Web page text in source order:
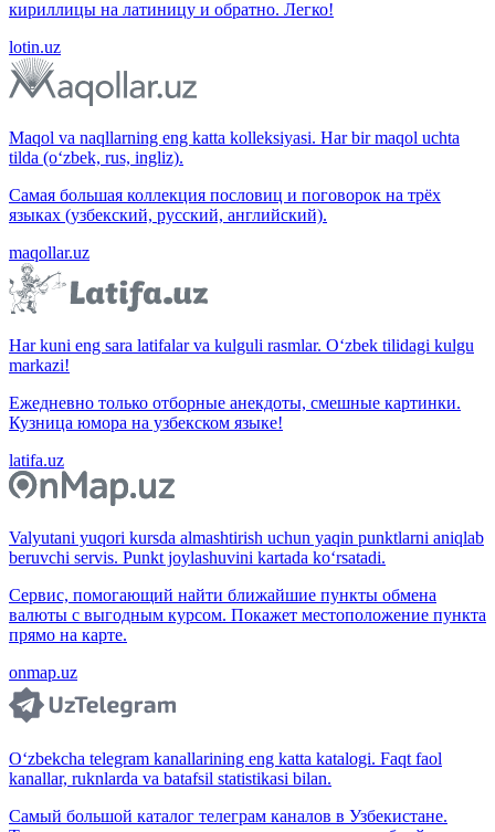
кириллицы на латиницу и обратно. Легко!
lotin.uz
Maqol va naqllarning eng katta kolleksiyasi. Har bir maqol uchta
tilda (o‘zbek, rus, ingliz).
Самая большая коллекция пословиц и поговорок на трёх
языках (узбекский, русский, английский).
maqollar.uz
Har kuni eng sara latifalar va kulguli rasmlar. O‘zbek tilidagi kulgu
markazi!
Ежедневно только отборные анекдоты, смешные картинки.
Кузница юмора на узбекском языке!
latifa.uz
Valyutani yuqori kursda almashtirish uchun yaqin punktlarni aniqlab
beruvchi servis. Punkt joylashuvini kartada ko‘rsatadi.
Сервис, помогающий найти ближайшие пункты обмена
валюты с выгодным курсом. Покажет местоположение пункта
прямо на карте.
onmap.uz
O‘zbekcha telegram kanallarining eng katta katalogi. Faqt faol
kanallar, ruknlarda va batafsil statistikasi bilan.
Самый большой каталог телеграм каналов в Узбекистане.